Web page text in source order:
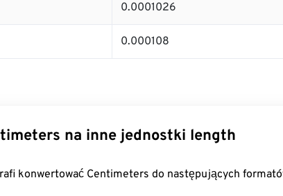
0.0001026
0.000108
na inne jednostki length
konwertować Centimeters do następujących